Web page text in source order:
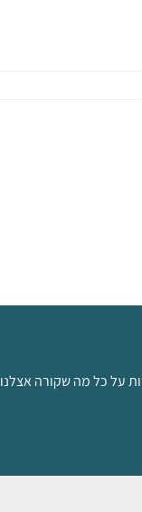
על כל מה שקורה אצלנו